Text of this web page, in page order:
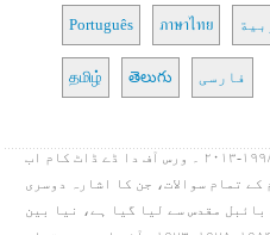
Português ภาษาไทย
தமிழ் తెలుగు فارسی
ہائی لائٹ آئی این سی۔ کاپی رائٹ ۱۹۹۸-۲۰۱۳ ۔ ورس آف دا ڈے ڈاٹ کام اب
کے تمام سوالات، جن کا اشارہ دوسری
مقدس سے لیا گیا ہے، نیا بین